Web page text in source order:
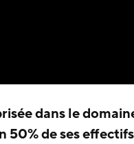
dans le
50% de ses